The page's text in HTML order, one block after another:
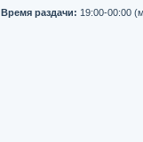
Время раздачи: 19:00-00:00